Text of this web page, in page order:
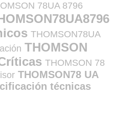
78UA 8796
THOMSON78UA
THOMSON
THOMSON 78
THOMSON78 UA
técnicas